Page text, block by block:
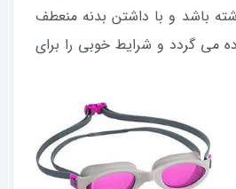
باشد و با داشتن بدنه منعطف
می گردد و شرایط خوبی را برای